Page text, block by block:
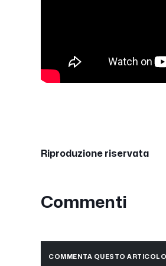
Riproduzione riservata
Commenti
COMMENTA QUESTO ARTICOLO